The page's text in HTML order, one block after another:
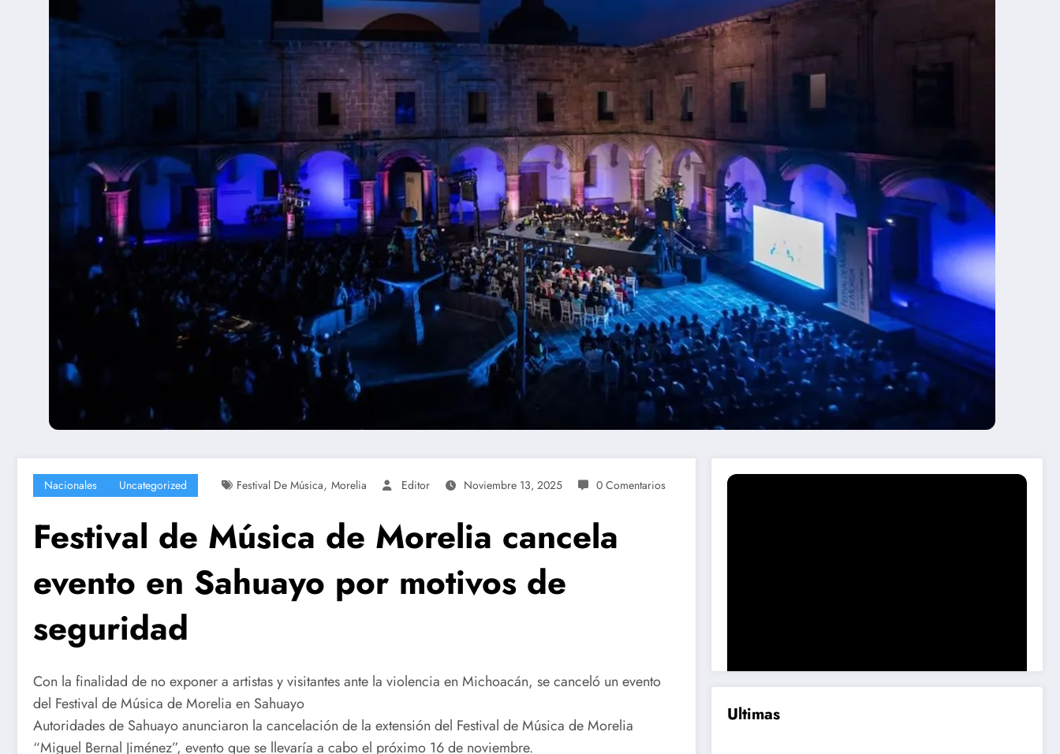
Nacionales Uncategorized Festival De Música, Morelia Editor Noviembre 13, 2025 0 Comentarios
Festival de Música de Morelia cancela
evento en Sahuayo por motivos de
seguridad
Con la finalidad de no exponer a artistas y visitantes ante la violencia en Michoacán, se canceló un evento
del Festival de Música de Morelia en Sahuayo
Autoridades de Sahuayo anunciaron la cancelación de la extensión del Festival de Música de Morelia
“Miguel Bernal Jiménez”, evento que se llevaría a cabo el próximo 16 de noviembre.
Ultimas